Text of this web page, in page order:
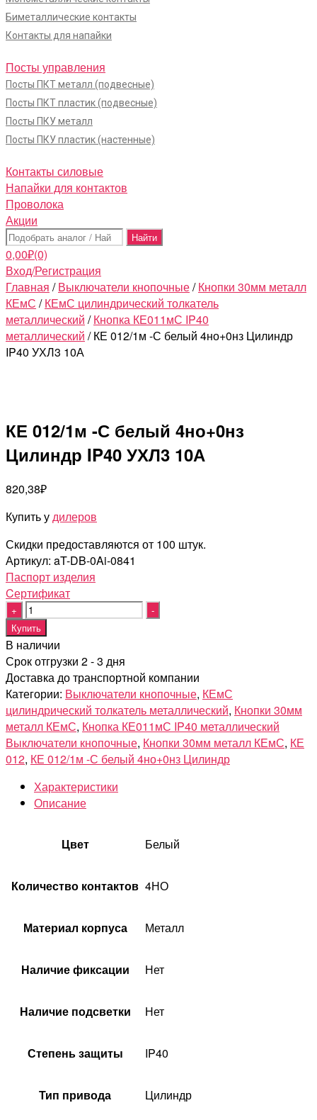
Биметаллические контакты
Контакты для напайки
Посты управления
Посты ПКТ металл (подвесные)
Посты ПКТ пластик (подвесные)
Посты ПКУ металл
Посты ПКУ пластик (настенные)
Контакты силовые
Напайки для контактов
Проволока
Акции
Поиск:
0,00₽(0)
Вход/Регистрация
Главная /Выключатели кнопочные/Кнопки 30мм металл
КЕмС /КЕмС цилиндрический толкатель
металлический /Кнопка КЕ011мС IP40
металлический / КЕ 012/1м -С белый 4но+0нз Цилиндр
IP40 УХЛ3 10А
КЕ 012/1м -С белый 4но+0нз
Цилиндр IP40 УХЛ3 10А
820,38₽
Купить удилеров
Скидки предоставляются от 100 штук.
Артикул: aT-DB-0Ai-0841
Паспорт изделия
Cертификат
Quantity
Купить
В наличии
Срок отгрузки 2 - 3 дня
Доставка до транспортной компании
Категории: Выключатели кнопочные, КЕмС
цилиндрический толкатель металлический, Кнопки 30мм
металл КЕмС, Кнопка КЕ011мС IP40 металлический
Выключатели кнопочные, Кнопки 30мм металл КЕмС, КЕ
012, КЕ 012/1м -С белый 4но+0нз Цилиндр
Характеристики
Описание
Цвет Белый
Количество контактов 4НО
Материал корпуса Металл
Наличие фиксации Нет
Наличие подсветки Нет
Степень защиты IP40
Тип привода Цилиндр